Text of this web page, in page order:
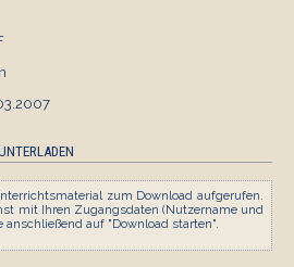
zum Download aufgerufen.
mit Ihren Zugangsdaten (Nutzername und
anschließend auf "Download starten".